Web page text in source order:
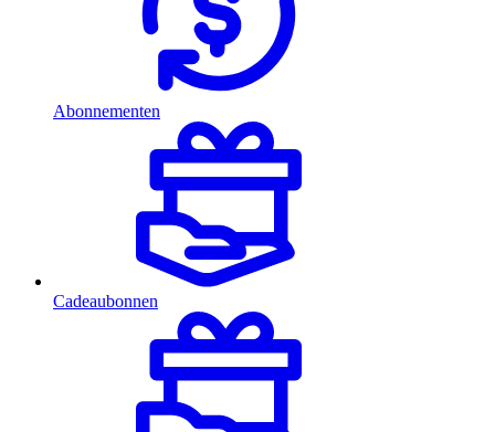
Abonnementen
Cadeaubonnen